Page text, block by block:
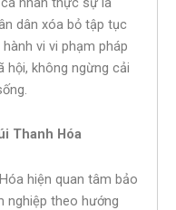
dân xóa bỏ tập tục
vi vi phạm pháp
hội, không ngừng cải
Thanh Hóa
hiện quan tâm bảo
nghiệp theo hướng